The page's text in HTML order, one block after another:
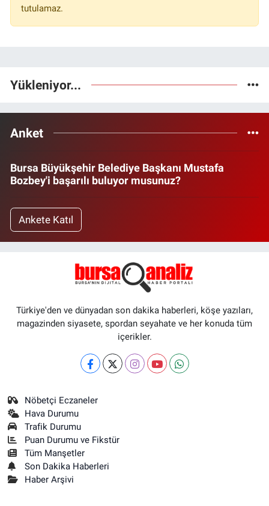
tutulamaz.
Yükleniyor...
Anket
Bursa Büyükşehir Belediye Başkanı Mustafa
Bozbey'i başarılı buluyor musunuz?
Ankete Katıl
Türkiye'den ve dünyadan son dakika haberleri, köşe yazıları,
magazinden siyasete, spordan seyahate ve her konuda tüm
içerikler.
Nöbetçi Eczaneler
Hava Durumu
Trafik Durumu
Puan Durumu ve Fikstür
Tüm Manşetler
Son Dakika Haberleri
Haber Arşivi